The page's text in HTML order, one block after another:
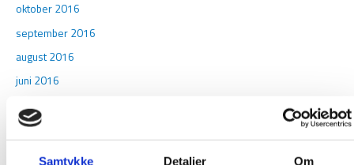
Samtykke Detaljer Om
oktober 2016
september 2016
august 2016
juni 2016
maj 2016
februar 2016
januar 2016